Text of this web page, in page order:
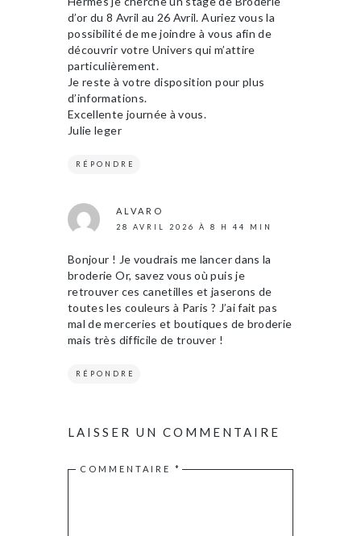
d’or du 8 Avril au 26 Avril. Auriez vous la
possibilité de me joindre à vous afin de
découvrir votre Univers qui m’attire
particulièrement.
Je reste à votre disposition pour plus
d’informations.
Excellente journée à vous.
Julie leger
RÉPONDRE
ALVARO
28 AVRIL 2026 À 8 H 44 MIN
Bonjour ! Je voudrais me lancer dans la
broderie Or, savez vous où puis je
retrouver ces canetilles et jaserons de
toutes les couleurs à Paris ? J’ai fait pas
mal de merceries et boutiques de broderie
mais très difficile de trouver !
RÉPONDRE
LAISSER UN COMMENTAIRE
COMMENTAIRE *